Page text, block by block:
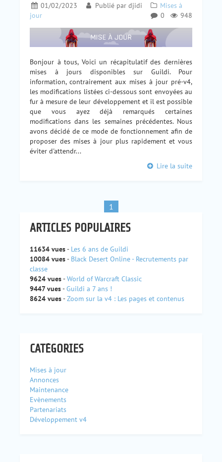
01/02/2023 Publié par djidi
Mises à
jour
948
0
Bonjour à tous, Voici un récapitulatif des dernières
mises à jours disponibles sur Guildi. Pour
information, contrairement aux mises à jour pré-v4,
les modifications listées ci-dessous sont envoyées au
fur à mesure de leur développement et il est possible
que vous ayez déjà remarqués certaines
modifications dans les semaines précédentes. Nous
avons décidé de ce mode de fonctionnement afin de
proposer des mises à jour plus rapidement et vous
éviter d'attendr...
Lire la suite
1
ARTICLES POPULAIRES
11634 vues- Les 6 ans de Guildi
10084 vues- Black Desert Online - Recrutements par
classe
9624 vues-World of Warcraft Classic
9447 vues-Guildi a 7 ans !
8624 vues-Zoom sur la v4 : Les pages et contenus
CATÉGORIES
Mises à jour
Annonces
Maintenance
Evènements
Partenariats
Développement v4